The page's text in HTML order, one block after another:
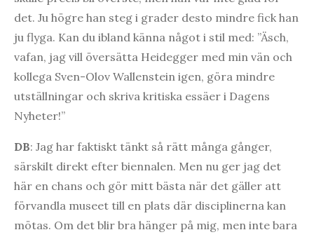
det. Ju högre han steg i grader desto mindre fick han
ju flyga. Kan du ibland känna något i stil med: ”Äsch,
vafan, jag vill översätta Heidegger med min vän och
kollega Sven-Olov Wallenstein igen, göra mindre
utställningar och skriva kritiska essäer i Dagens
Nyheter!”
DB: Jag har faktiskt tänkt så rätt många gånger,
särskilt direkt efter biennalen. Men nu ger jag det
här en chans och gör mitt bästa när det gäller att
förvandla museet till en plats där disciplinerna kan
mötas. Om det blir bra hänger på mig, men inte bara